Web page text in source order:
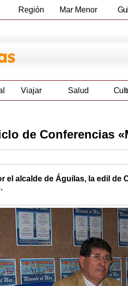
Región Mar Menor
Viajar Salud
de Conferencias
el alcalde de Águilas, la edil